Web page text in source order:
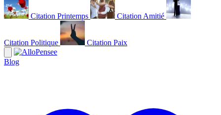
Citation Printemps Citation Amitié
Citation Politique Citation Paix
Blog